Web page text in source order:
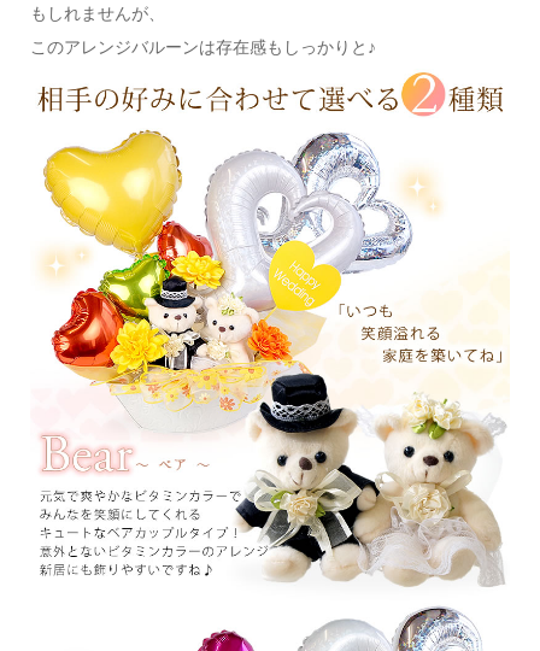
もしれませんが、
このアレンジバルーンは存在感もしっかりと♪